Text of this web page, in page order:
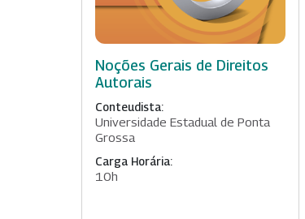
Noções Gerais de Direitos
Autorais
Conteudista:
Universidade Estadual de Ponta
Grossa
Carga Horária:
10h